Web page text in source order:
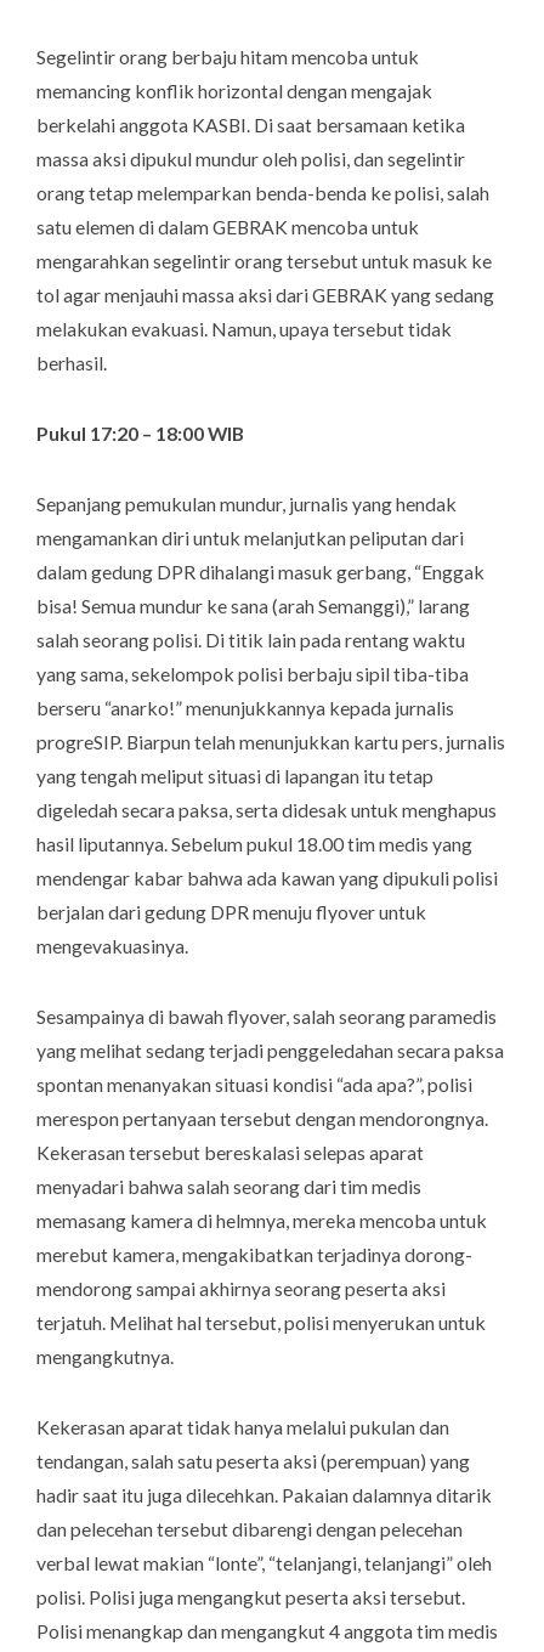
Segelintir orang berbaju hitam mencoba untuk
memancing konflik horizontal dengan mengajak
berkelahi anggota KASBI. Di saat bersamaan ketika
massa aksi dipukul mundur oleh polisi, dan segelintir
orang tetap melemparkan benda-benda ke polisi, salah
satu elemen di dalam GEBRAK mencoba untuk
mengarahkan segelintir orang tersebut untuk masuk ke
tol agar menjauhi massa aksi dari GEBRAK yang sedang
melakukan evakuasi. Namun, upaya tersebut tidak
berhasil.
Pukul 17:20 – 18:00 WIB
Sepanjang pemukulan mundur, jurnalis yang hendak
mengamankan diri untuk melanjutkan peliputan dari
dalam gedung DPR dihalangi masuk gerbang, “Enggak
bisa! Semua mundur ke sana (arah Semanggi),” larang
salah seorang polisi. Di titik lain pada rentang waktu
yang sama, sekelompok polisi berbaju sipil tiba-tiba
berseru “anarko!” menunjukkannya kepada jurnalis
progreSIP. Biarpun telah menunjukkan kartu pers, jurnalis
yang tengah meliput situasi di lapangan itu tetap
digeledah secara paksa, serta didesak untuk menghapus
hasil liputannya. Sebelum pukul 18.00 tim medis yang
mendengar kabar bahwa ada kawan yang dipukuli polisi
berjalan dari gedung DPR menujuflyoveruntuk
mengevakuasinya.
Sesampainya di bawahflyover, salah seorang paramedis
yang melihat sedang terjadi penggeledahan secara paksa
spontan menanyakan situasi kondisi “ada apa?”, polisi
merespon pertanyaan tersebut dengan mendorongnya.
Kekerasan tersebut bereskalasi selepas aparat
menyadari bahwa salah seorang dari tim medis
memasang kamera di helmnya, mereka mencoba untuk
merebut kamera, mengakibatkan terjadinya dorong-
mendorong sampai akhirnya seorang peserta aksi
terjatuh. Melihat hal tersebut, polisi menyerukan untuk
mengangkutnya.
Kekerasan aparat tidak hanya melalui pukulan dan
tendangan, salah satu peserta aksi (perempuan) yang
hadir saat itu juga dilecehkan. Pakaian dalamnya ditarik
dan pelecehan tersebut dibarengi dengan pelecehan
verbal lewat makian “lonte”, “telanjangi, telanjangi” oleh
polisi. Polisi juga mengangkut peserta aksi tersebut.
Polisi menangkap dan mengangkut 4 anggota tim medis